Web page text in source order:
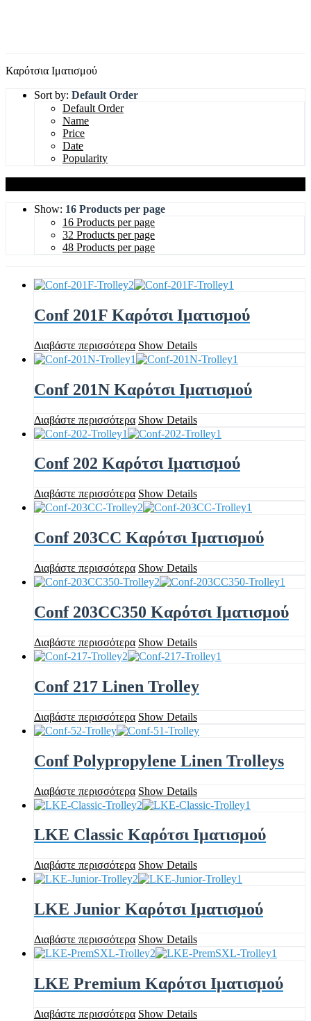
Καρότσια Ιματισμού
Sort by: Default Order
Default Order
Name
Price
Date
Popularity
Show: 16 Products per page
16 Products per page
32 Products per page
48 Products per page
Conf 201F Καρότσι Ιματισμού
Διαβάστε περισσότερα Show Details
Conf 201N Καρότσι Ιματισμού
Διαβάστε περισσότερα Show Details
Conf 202 Καρότσι Ιματισμού
Διαβάστε περισσότερα Show Details
Conf 203CC Καρότσι Ιματισμού
Διαβάστε περισσότερα Show Details
Conf 203CC350 Καρότσι Ιματισμού
Διαβάστε περισσότερα Show Details
Conf 217 Linen Trolley
Διαβάστε περισσότερα Show Details
Conf Polypropylene Linen Trolleys
Διαβάστε περισσότερα Show Details
LKE Classic Καρότσι Ιματισμού
Διαβάστε περισσότερα Show Details
LKE Junior Καρότσι Ιματισμού
Διαβάστε περισσότερα Show Details
LKE Premium Καρότσι Ιματισμού
Διαβάστε περισσότερα Show Details